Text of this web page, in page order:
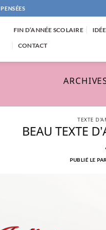
FIN D’ANNÉE SCOLAIRE
CONTACT
TEXTE
BEAU TEXTE
PUBLIÉ LEPAR